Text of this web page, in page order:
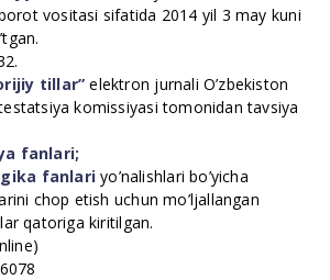
vositasi sifatida 2014 yil 3 may kuni
tillar” elektron jurnali O’zbekiston
komissiyasi tomonidan tavsiya
fanlari;
fanlari yo’nalishlari bo’yicha
chop etish uchun mo’ljallangan
qatoriga kiritilgan.